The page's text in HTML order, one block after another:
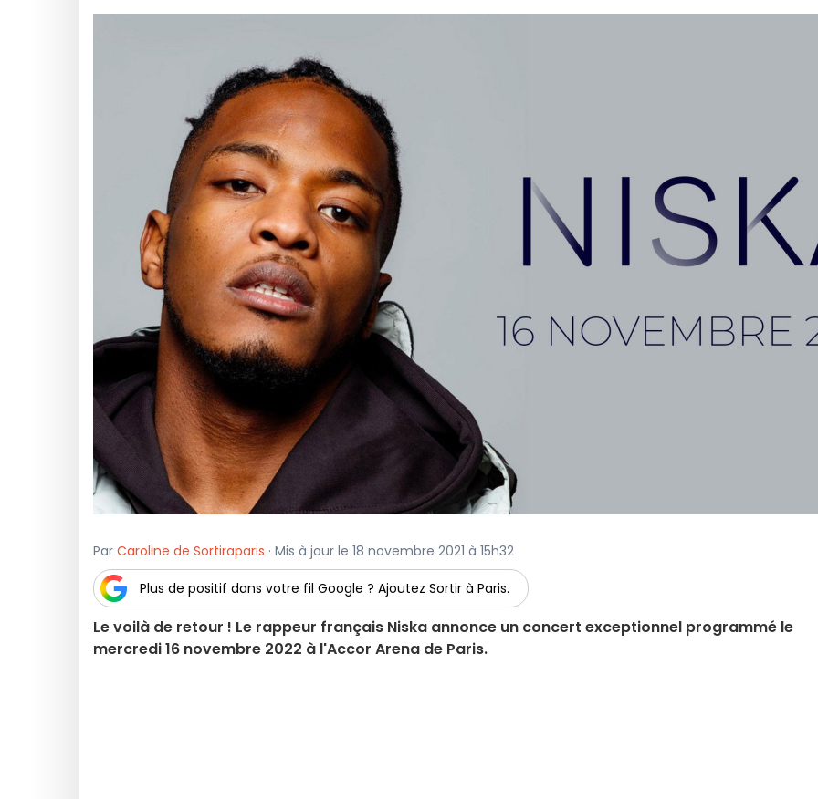
Par Caroline de Sortiraparis · Mis à jour le 18 novembre 2021 à 15h32
Plus de positif dans votre fil Google ? Ajoutez Sortir à Paris.
Le voilà de retour ! Le rappeur français Niska annonce un concert exceptionnel programmé le
mercredi 16 novembre 2022 à l'Accor Arena de Paris.